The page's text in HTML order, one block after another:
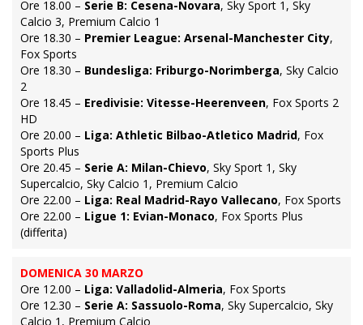
Ore 18.00 – Serie B: Cesena-Novara, Sky Sport 1, Sky
Calcio 3, Premium Calcio 1
Ore 18.30 – Premier League: Arsenal-Manchester City,
Fox Sports
Ore 18.30 – Bundesliga: Friburgo-Norimberga, Sky Calcio
2
Ore 18.45 – Eredivisie: Vitesse-Heerenveen, Fox Sports 2
HD
Ore 20.00 – Liga: Athletic Bilbao-Atletico Madrid, Fox
Sports Plus
Ore 20.45 – Serie A: Milan-Chievo, Sky Sport 1, Sky
Supercalcio, Sky Calcio 1, Premium Calcio
Ore 22.00 – Liga: Real Madrid-Rayo Vallecano, Fox Sports
Ore 22.00 – Ligue 1: Evian-Monaco, Fox Sports Plus
(differita)
DOMENICA 30 MARZO
Ore 12.00 – Liga: Valladolid-Almeria, Fox Sports
Ore 12.30 – Serie A: Sassuolo-Roma, Sky Supercalcio, Sky
Calcio 1, Premium Calcio